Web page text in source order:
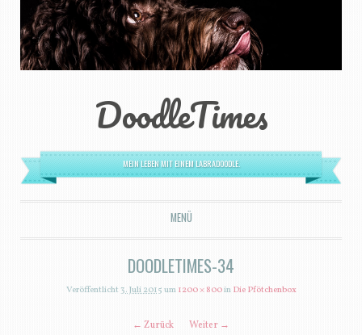
DoodleTimes
MEIN LEBEN MIT EINEM LABRADOODLE.
MENÜ
ZUM INHALT SPRINGEN
DOODLETIMES-34
Veröffentlicht 3. Juli 2015um1200 × 800inDie Pfötchenbox
← Zurück Weiter →